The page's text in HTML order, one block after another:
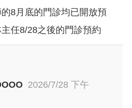
8月底的門診均已開放預
任8/28之後的門診預約
2026/7/28 下午